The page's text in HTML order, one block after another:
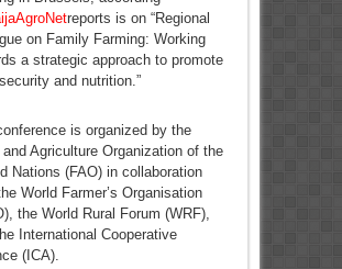
reports is on “Regional
on Family Farming: Working
a strategic approach to promote
and nutrition.”
is organized by the
and Agriculture Organization of the
Nations (FAO) in collaboration
World Farmer’s Organisation
the World Rural Forum (WRF),
International Cooperative
(ICA).